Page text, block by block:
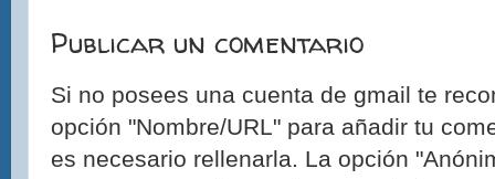
Publicar un comentario
Si no posees una cuenta de gmail te
opción "Nombre/URL" para añadir tu
es necesario rellenarla. La opción